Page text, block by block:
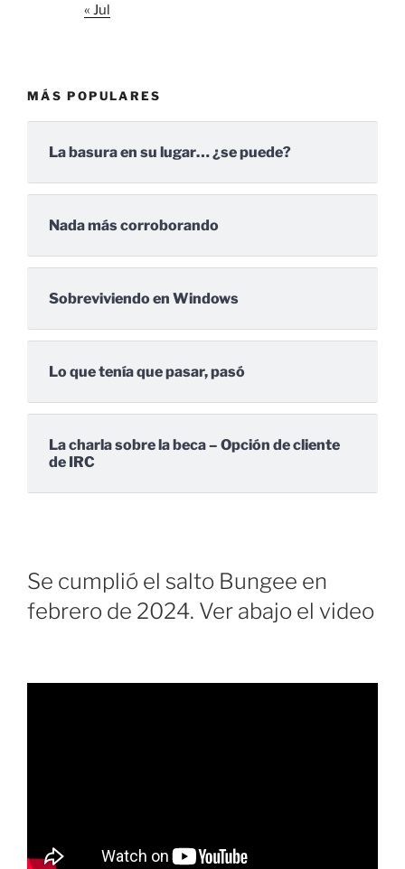
« Jul
MÁS POPULARES
La basura en su lugar… ¿se puede?
Nada más corroborando
Sobreviviendo en Windows
Lo que tenía que pasar, pasó
La charla sobre la beca – Opción de cliente
de IRC
Se cumplió el salto Bungee en
febrero de 2024. Ver abajo el video